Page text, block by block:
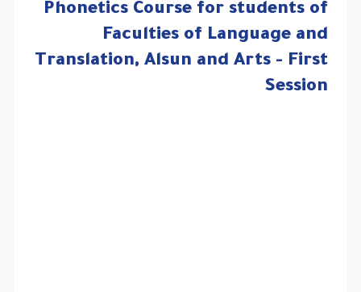
Phonetics Course for students of
Faculties of Language and
Translation, Alsun and Arts - First
Session